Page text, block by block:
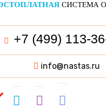
СИСТЕМА
+7 (499) 113-
info@nastas.ru